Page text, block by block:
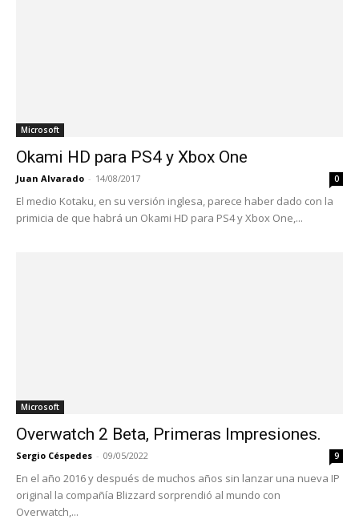
Microsoft
Okami HD para PS4 y Xbox One
Juan Alvarado - 14/08/2017 0
El medio Kotaku, en su versión inglesa, parece haber dado con la
primicia de que habrá un Okami HD para PS4 y Xbox One,...
Microsoft
Overwatch 2 Beta, Primeras Impresiones.
Sergio Céspedes - 09/05/2022 9
En el año 2016 y después de muchos años sin lanzar una nueva IP
original la compañía Blizzard sorprendió al mundo con
Overwatch,...